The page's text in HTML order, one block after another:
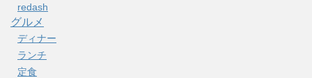
redash
グルメ
ディナー
ランチ
定食